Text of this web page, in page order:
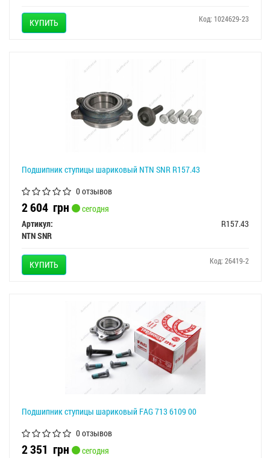
КУПИТЬ Код: 1024629-23
Подшипник ступицы шариковый NTN SNR R157.43
0 отзывов
2 604 грн
сегодня
Артикул:
R157.43
NTN SNR
КУПИТЬ Код: 26419-2
Подшипник ступицы шариковый FAG 713 6109 00
0 отзывов
2 351 грн
сегодня